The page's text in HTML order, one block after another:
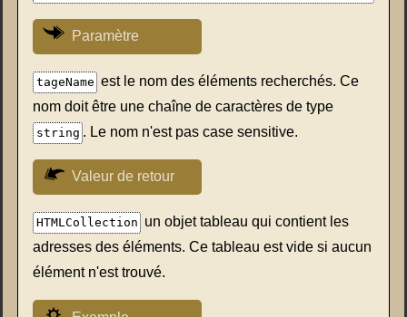
Paramètre
tageName est le nom des éléments recherchés. Ce
nom doit être une chaîne de caractères de type
string . Le nom n'est pas case sensitive.
Valeur de retour
HTMLCollection un objet tableau qui contient les
adresses des éléments. Ce tableau est vide si aucun
élément n'est trouvé.